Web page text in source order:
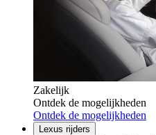
Zakelijk
Ontdek de mogelijkheden
Ontdek de mogelijkheden
Lexus rijders